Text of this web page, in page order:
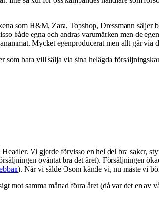
som H&M, Zara, Topshop, Dressmann säljer
både egna och andras varumärken men de
Mycket egenproducerat men allt går via
bara vill sälja via sina helägda
Vi gjorde förvisso en hel del bra saker,
oväntat bra det året). Försäljningen
). När vi sålde Osom kände vi, nu måste vi
mot samma månad förra året (då var det en av